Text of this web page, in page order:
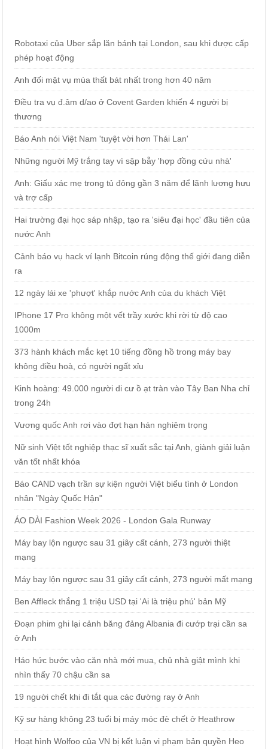
Robotaxi của Uber sắp lăn bánh tại London, sau khi được cấp
phép hoạt động
Anh đối mặt vụ mùa thất bát nhất trong hơn 40 năm
Điều tra vụ đ.âm d/ao ở Covent Garden khiến 4 người bị
thương
Báo Anh nói Việt Nam 'tuyệt vời hơn Thái Lan'
Những người Mỹ trắng tay vì sập bẫy 'hợp đồng cứu nhà'
Anh: Giấu xác mẹ trong tủ đông gần 3 năm để lãnh lương hưu
và trợ cấp
Hai trường đại học sáp nhập, tạo ra 'siêu đại học' đầu tiên của
nước Anh
Cảnh báo vụ hack ví lạnh Bitcoin rúng động thế giới đang diễn
ra
12 ngày lái xe 'phượt' khắp nước Anh của du khách Việt
IPhone 17 Pro không một vết trầy xước khi rời từ độ cao
1000m
373 hành khách mắc kẹt 10 tiếng đồng hồ trong máy bay
không điều hoà, có người ngất xỉu
Kinh hoàng: 49.000 người di cư ồ ạt tràn vào Tây Ban Nha chỉ
trong 24h
Vương quốc Anh rơi vào đợt hạn hán nghiêm trọng
Nữ sinh Việt tốt nghiệp thạc sĩ xuất sắc tại Anh, giành giải luận
văn tốt nhất khóa
Báo CAND vạch trần sự kiện người Việt biểu tình ở London
nhân "Ngày Quốc Hận"
ÁO DÀI Fashion Week 2026 - London Gala Runway
Máy bay lộn ngược sau 31 giây cất cánh, 273 người thiệt
mạng
Máy bay lộn ngược sau 31 giây cất cánh, 273 người mất mạng
Ben Affleck thắng 1 triệu USD tại 'Ai là triệu phú' bản Mỹ
Đoạn phim ghi lại cảnh băng đảng Albania đi cướp trại cần sa
ở Anh
Háo hức bước vào căn nhà mới mua, chủ nhà giật mình khi
nhìn thấy 70 chậu cần sa
19 người chết khi đi tắt qua các đường ray ở Anh
Kỹ sư hàng không 23 tuổi bị máy móc đè chết ở Heathrow
Hoạt hình Wolfoo của VN bị kết luận vi phạm bản quyền Heo